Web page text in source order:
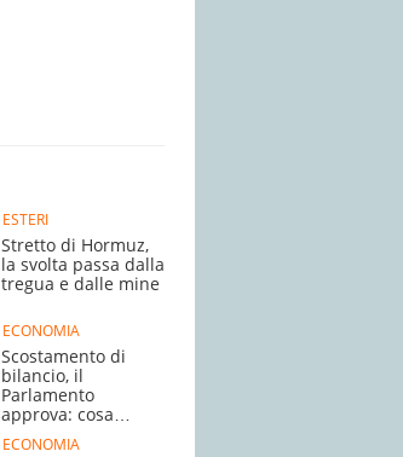
ESTERI
Stretto di Hormuz,
la svolta passa dalla
tregua e dalle mine
ECONOMIA
Scostamento di
bilancio, il
Parlamento
approva: cosa
succede adesso
ECONOMIA